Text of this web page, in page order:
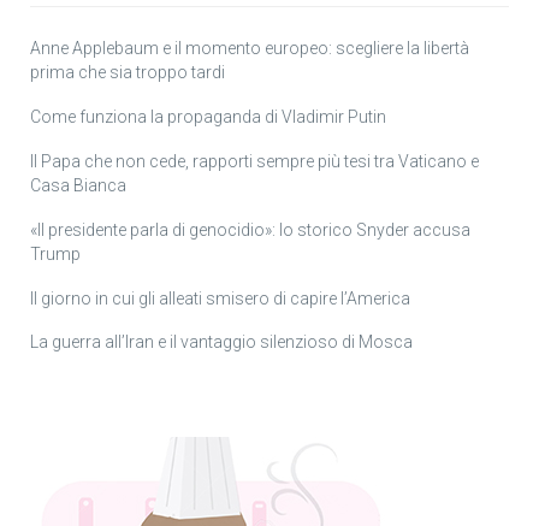
Anne Applebaum e il momento europeo: scegliere la libertà
prima che sia troppo tardi
Come funziona la propaganda di Vladimir Putin
Il Papa che non cede, rapporti sempre più tesi tra Vaticano e
Casa Bianca
«Il presidente parla di genocidio»: lo storico Snyder accusa
Trump
Il giorno in cui gli alleati smisero di capire l’America
La guerra all’Iran e il vantaggio silenzioso di Mosca